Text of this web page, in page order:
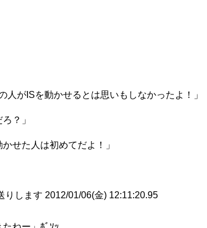
がISを動かせるとは思いもしなかったよ！」
？」
せた人は初めてだよ！」
します 2012/01/06(金) 12:11:20.95